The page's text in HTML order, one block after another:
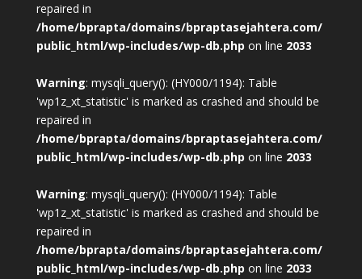
repaired in
/home/bprapta/domains/bpraptasejahtera.com/
public_html/wp-includes/wp-db.php on line 2033
Warning: mysqli_query(): (HY000/1194): Table
'wp1z_xt_statistic' is marked as crashed and should be
repaired in
/home/bprapta/domains/bpraptasejahtera.com/
public_html/wp-includes/wp-db.php on line 2033
Warning: mysqli_query(): (HY000/1194): Table
'wp1z_xt_statistic' is marked as crashed and should be
repaired in
/home/bprapta/domains/bpraptasejahtera.com/
public_html/wp-includes/wp-db.php on line 2033